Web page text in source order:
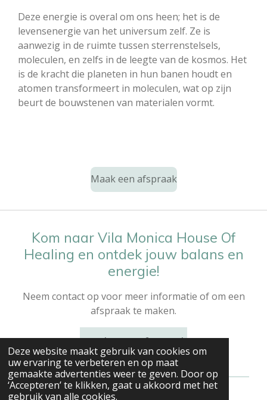
Deze website maakt gebruik van cookies om
uw ervaring te verbeteren en op maat
gemaakte advertenties weer te geven. Door op
‘Accepteren’ te klikken, gaat u akkoord met het
gebruik van alle cookies.
Deze energie is overal om ons heen; het is de
levensenergie van het universum zelf. Ze is
aanwezig in de ruimte tussen sterrenstelsels,
moleculen, en zelfs in de leegte van de kosmos. Het
is de kracht die planeten in hun banen houdt en
atomen transformeert in moleculen, wat op zijn
beurt de bouwstenen van materialen vormt.
Maak een afspraak
Kom naar Vila Monica House Of
Healing en ontdek jouw balans en
energie!
Neem contact op voor meer informatie of om een
afspraak te maken.
Maak een afspraak